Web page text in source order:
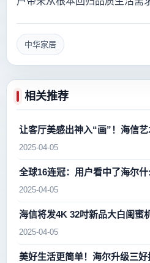
中华家居
相关推荐
让客厅美感出神入“画”！海信
2025-04-05
全球16连冠：用户看中了海尔什
2025-04-05
海信将发4K 32吋新品大白闺蜜
2025-04-05
美好生活更简单！海尔升级三好